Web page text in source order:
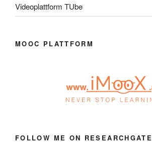
Videoplattform TUbe
MOOC PLATTFORM
FOLLOW ME ON RESEARCHGATE